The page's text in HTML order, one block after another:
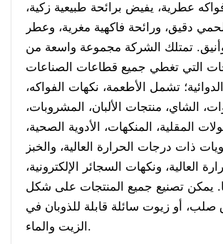
عطرية، يفيض برائحة طبيعية زكية،
دقيق، ورائحة فاكهية مغرية، وعطر
تمتلك الشركة مجموعة واسعة من
التي تغطي جميع قطاعات الصناعات
تشمل الأطعمة، نكهات الفواكه،
الشاي، منتجات الألبان، المشروبات،
المقلية، المنكهات، الأدوية الصحية،
ذات درجات الحرارة العالية، والخبز
العالية، ونكهات السجائر الإلكترونية،
يمكن تصنيع جميع المنتجات على شكل
أو زيوت سائلة قابلة للذوبان في
الزيت والماء.